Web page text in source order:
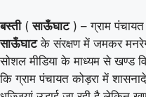
बस्ती(साऊँघाट) – ग्राम पंचायत
साऊँघाटके संरक्षण में जमकर
सोशल मीडिया के माध्यम से खण्ड
कि ग्राम पंचायत कोड़रा में